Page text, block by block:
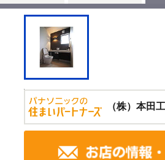
（株）本田